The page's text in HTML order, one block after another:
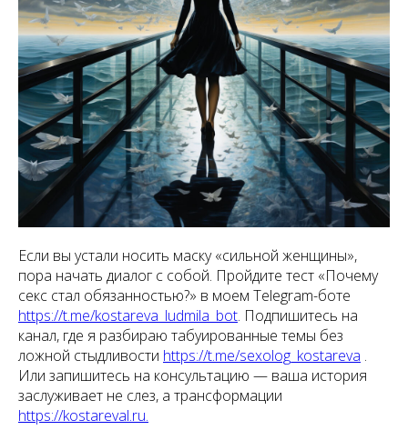
Если вы устали носить маску «сильной женщины»,
пора начать диалог с собой. Пройдите тест «Почему
секс стал обязанностью?» в моем Telegram-боте
https://t.me/kostareva_ludmila_bot. Подпишитесь на
канал, где я разбираю табуированные темы без
ложной стыдливости https://t.me/sexolog_kostareva .
Или запишитесь на консультацию — ваша история
заслуживает не слез, а трансформации
https://kostareval.ru.